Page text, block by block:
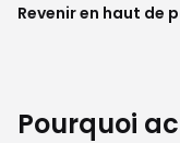
Revenir en haut de
Pourquoi